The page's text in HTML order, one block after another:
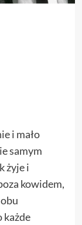
i mało
samym
żyje i
kowidem,
każde